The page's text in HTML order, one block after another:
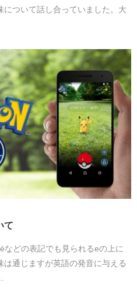
ついて話し合っていました。大
て
どの表記でも見られるeの上に
通じますが英語の発音に与える